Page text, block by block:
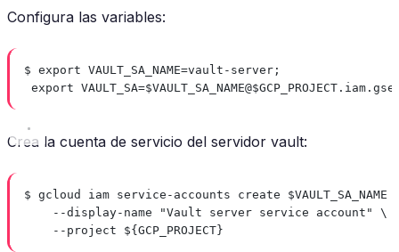
Configura las variables:
$ export VAULT_SA_NAME=vault-server;
export
Crea la cuenta de servicio del servidor vault:
$ gcloud iam service-accounts create $VAULT_SA_NAME
--display-name "Vault server service account" \
--project ${GCP_PROJECT}